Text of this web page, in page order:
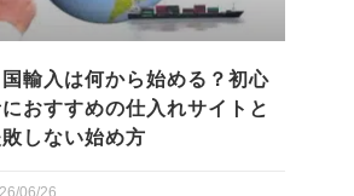
輸入は何から始める？初心
おすすめの仕入れサイトと
しない始め方
06/26